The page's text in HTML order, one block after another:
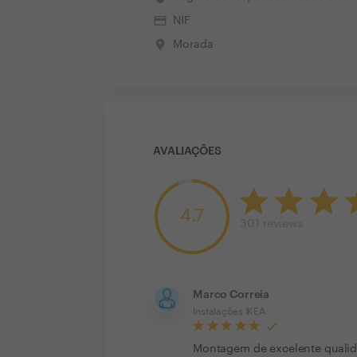
credit_card NIF
place Morada
AVALIAÇÕES
4.7
Marco Correia
Instalações IKEA
Montagem de excelente